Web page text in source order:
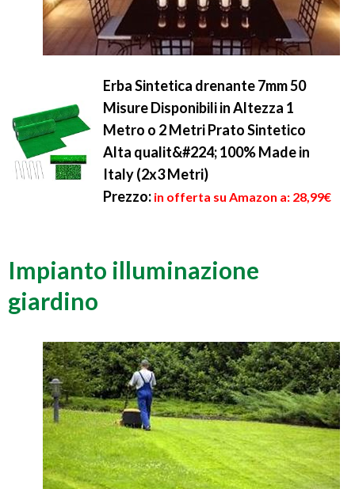
Erba Sintetica drenante 7mm 50
Misure Disponibili in Altezza 1
Metro o 2 Metri Prato Sintetico
Alta qualit&#224; 100% Made in
Italy (2x3 Metri)
Prezzo: in offerta su Amazon a: 28,99€
Impianto illuminazione
giardino